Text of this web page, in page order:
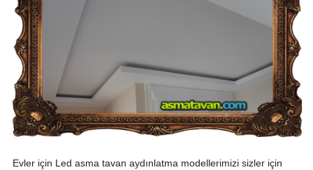
Evler için Led asma tavan aydınlatma modellerimizi sizler için